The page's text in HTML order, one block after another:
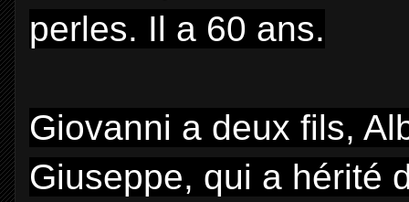
perles. Il a 60 ans.
Giovanni a deux fils,
Giuseppe, qui a hérité